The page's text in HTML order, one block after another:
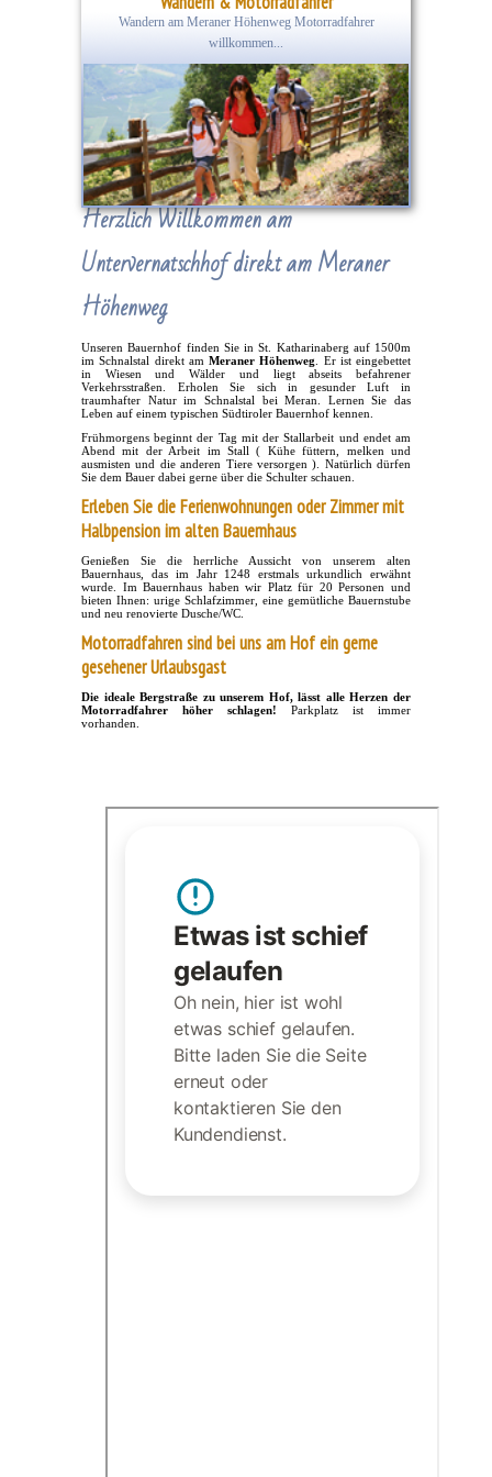
Wandern am Meraner Höhenweg Motorradfahrer
willkommen...
Herzlich Willkommen am
Untervernatschhof direkt am Meraner
Höhenweg
Unseren Bauernhof finden Sie in St. Katharinaberg auf 1500m
im Schnalstal direkt am Meraner Höhenweg
. Er ist eingebettet
in Wiesen und Wälder und liegt abseits befahrener
Verkehrsstraßen. Erholen Sie sich in gesunder Luft in
traumhafter Natur im Schnalstal bei Meran. Lernen Sie das
Leben auf einem typischen Südtiroler Bauernhof kennen.
Frühmorgens beginnt der Tag mit der Stallarbeit und endet am
Abend mit der Arbeit im Stall ( Kühe füttern, melken und
ausmisten und die anderen Tiere versorgen ). Natürlich dürfen
Sie dem Bauer dabei gerne über die Schulter schauen.
Erleben Sie die Ferienwohnungen oder Zimmer mit
Halbpension im alten Bauernhaus
Genießen Sie die herrliche Aussicht von unserem alten
Bauernhaus, das im Jahr 1248 erstmals urkundlich erwähnt
wurde. Im Bauernhaus haben wir Platz für 20 Personen und
bieten Ihnen: urige Schlafzimmer, eine gemütliche Bauernstube
und neu renovierte Dusche/WC.
Motorradfahren sind bei uns am Hof ein gerne
gesehener Urlaubsgast
Die ideale Bergstraße zu unserem Hof, lässt alle Herzen der
Motorradfahrer höher schlagen! Parkplatz ist immer
vorhanden.